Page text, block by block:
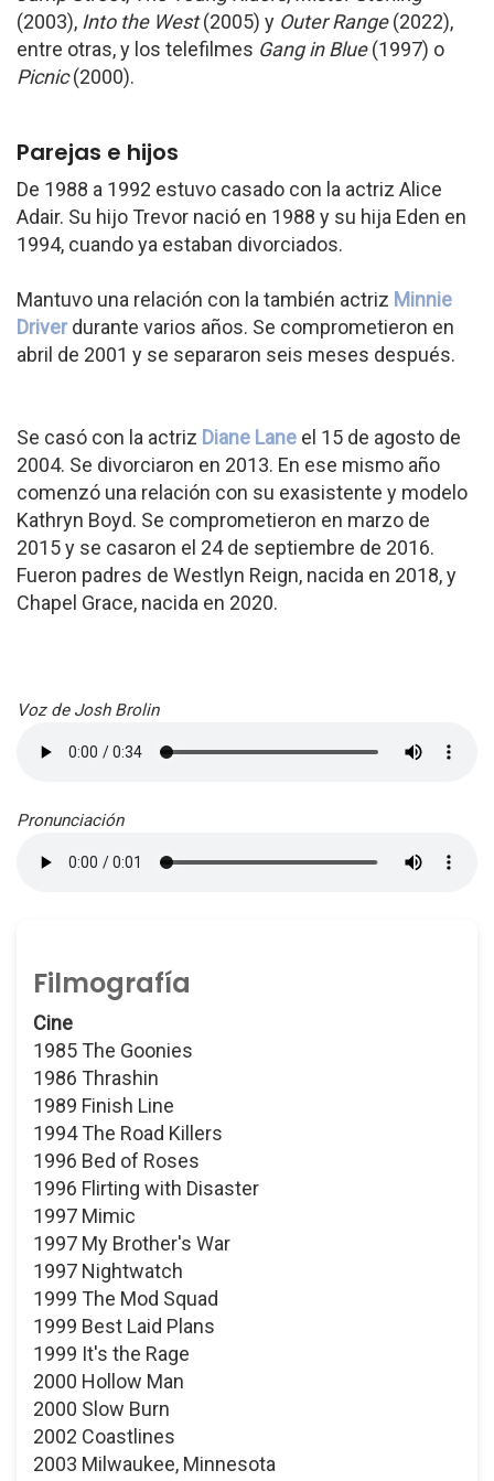
(2003), Into the West(2005) y Outer Range(2022),
entre otras, y los telefilmes Gang in Blue(1997) o
Picnic(2000).
Parejas e hijos
De 1988 a 1992 estuvo casado con la actriz Alice
Adair. Su hijo Trevor nació en 1988 y su hija Eden en
1994, cuando ya estaban divorciados.
Mantuvo una relación con la también actriz Minnie
Driverdurante varios años. Se comprometieron en
abril de 2001 y se separaron seis meses después.
Se casó con la actriz Diane Lane el 15 de agosto de
2004. Se divorciaron en 2013. En ese mismo año
comenzó una relación con su exasistente y modelo
Kathryn Boyd. Se comprometieron en marzo de
2015 y se casaron el 24 de septiembre de 2016.
Fueron padres de Westlyn Reign, nacida en 2018, y
Chapel Grace, nacida en 2020.
Voz de Josh Brolin
Pronunciación
Filmografía
Cine
1985 The Goonies
1986 Thrashin
1989 Finish Line
1994 The Road Killers
1996 Bed of Roses
1996 Flirting with Disaster
1997 Mimic
1997 My Brother's War
1997 Nightwatch
1999 The Mod Squad
1999 Best Laid Plans
1999 It's the Rage
2000 Hollow Man
2000 Slow Burn
2002 Coastlines
2003 Milwaukee, Minnesota